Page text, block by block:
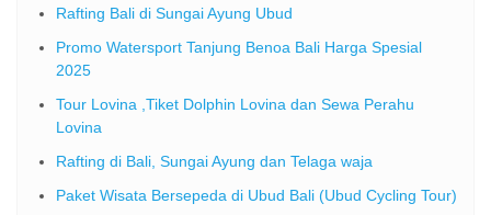
Rafting Bali di Sungai Ayung Ubud
Promo Watersport Tanjung Benoa Bali Harga Spesial
2025
Tour Lovina ,Tiket Dolphin Lovina dan Sewa Perahu
Lovina
Rafting di Bali, Sungai Ayung dan Telaga waja
Paket Wisata Bersepeda di Ubud Bali (Ubud Cycling Tour)